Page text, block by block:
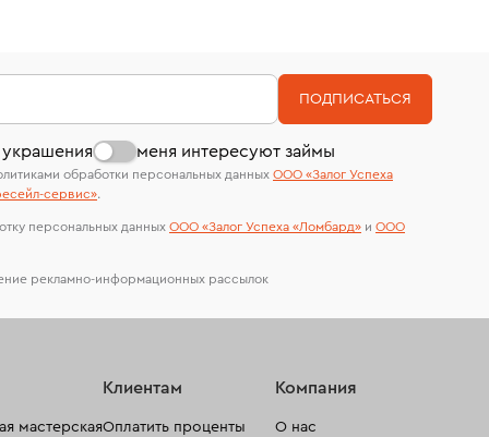
На особо ценные изделия получены
сертификаты МГУ и других геммологических
лабораторий
меня интересуют займы
ПОДПИСАТЬСЯ
обработки персональных данных ООО «Залог Успеха
сервиc».
персональных данных ООО «Залог Успеха «Ломбард» и ООО
рекламно-информационных рассылок
мастерская
Клиентам
Оплатить проценты
Компания
О нас